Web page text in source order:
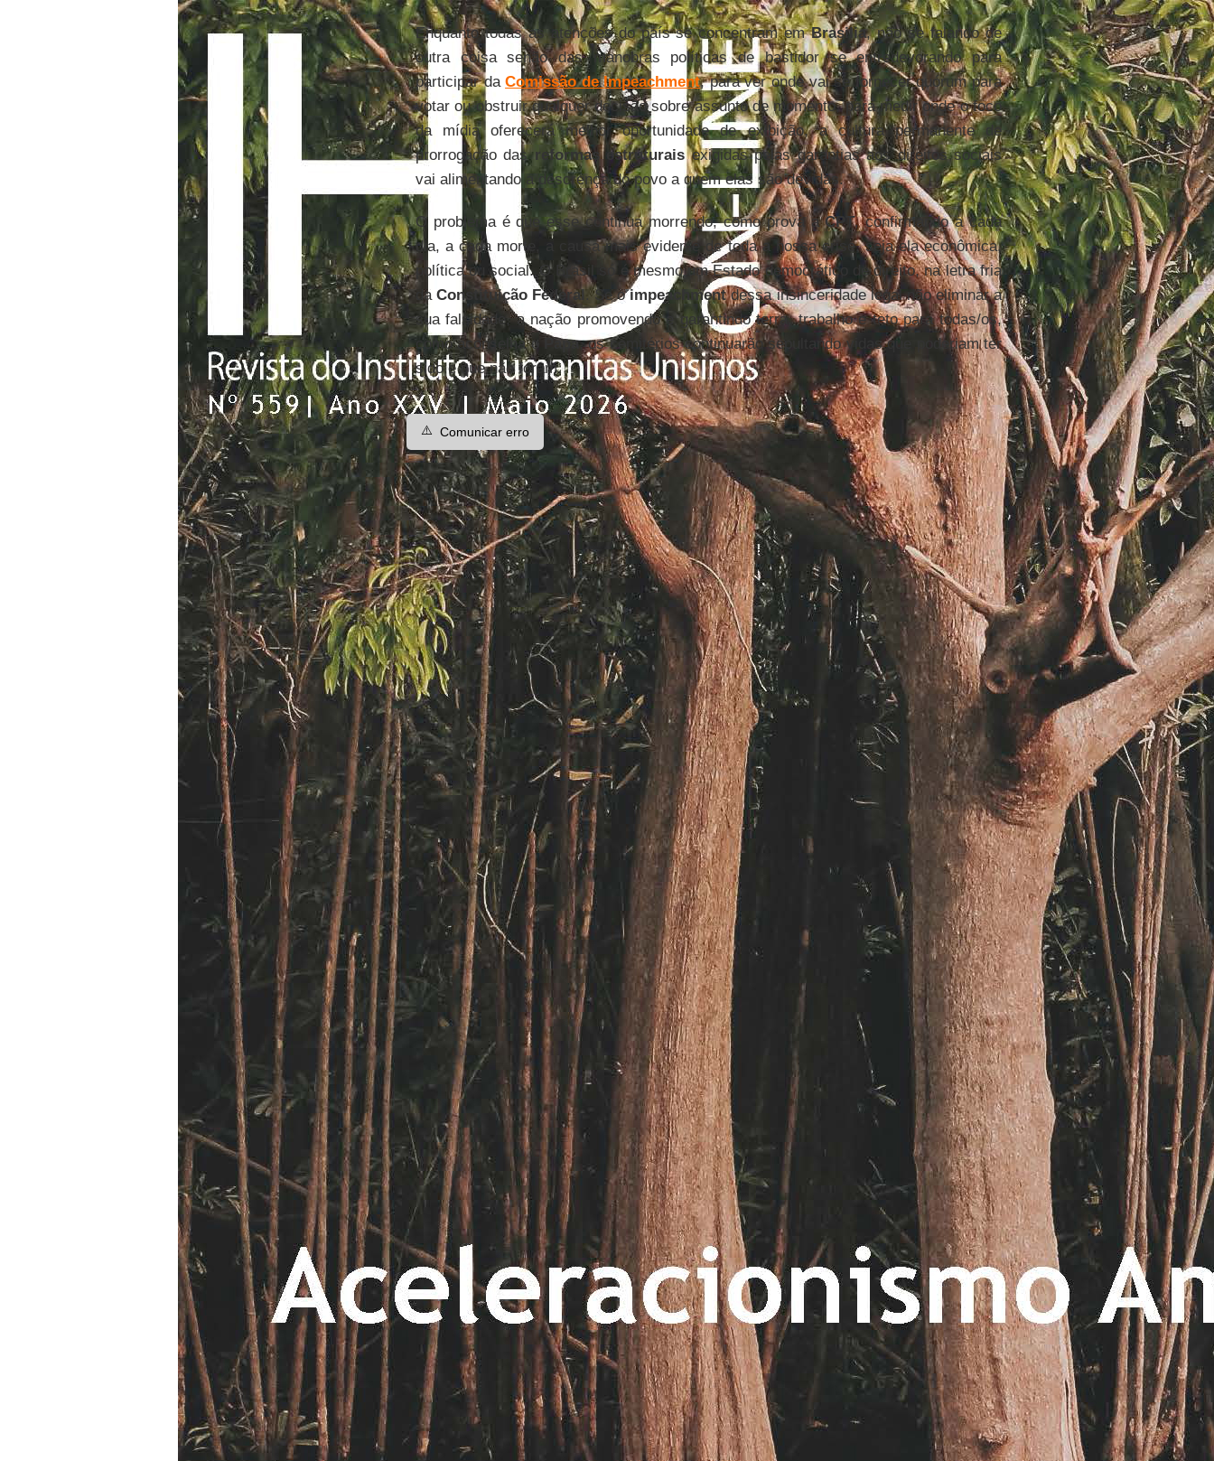
Enquanto todas as atenções do país se concentram emBrasilia, não se falando de
outra coisa senão das manobras políticas de bastidor se entredevorando para
participar daComissão de Impeachment, para ver onde vai se fornecer quórum para
votar ou obstruir qualquer decisão sobre assunto de momento, para medir onde o foco
da mídia oferecerá melhor oportunidade de exibição, a cultura permanente de
prorrogação dasreformas estruturaisexigidas pelas garantias aos direitos sociais
vai alimentando a descrença do povo a quem elas são devidas.
O problema é que esse continua morrendo, como prova aCPT, confirmando a cada
dia, a cada morte, a causa mais evidente de toda a nossa crise, seja ela econômica,
política ou social. O Brasil só é mesmo um Estado democrático de direito, na letra fria
daConstituição Federal. Se oimpeachmentdessa insinceridade legal não eliminar a
sua falsidade, a nação promovendo e garantindo terra, trabalho e teto para todas/os,
como aconselha o
Papa, os cemitérios continuarão sepultando vidas que poderiam ter
sido e que não foram.
⚠️ Comunicar erro